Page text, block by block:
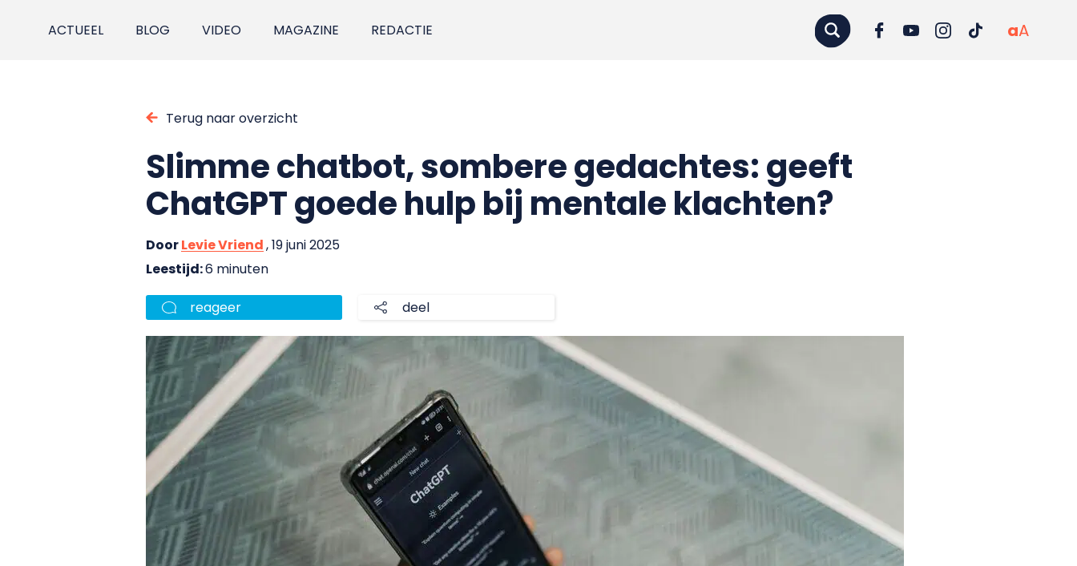
ACTUEEL BLOG VIDEO MAGAZINE REDACTIE aA
Terug naar overzicht
Slimme chatbot, sombere gedachtes: geeft
ChatGPT goede hulp bij mentale klachten?
DoorLevie Vriend, 19 juni 2025
Leestijd:6 minuten
reageer deel